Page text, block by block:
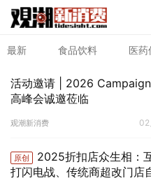
最新 食品饮料 医药
活动邀请 | 2026
高峰会诚邀莅临
观潮新消费
原创
2025折扣店众生相：
打闪电战、传统商超改门店